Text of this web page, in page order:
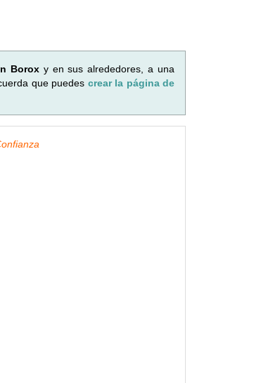
Boroxy en sus alrededores, a una
que puedes crear la página de